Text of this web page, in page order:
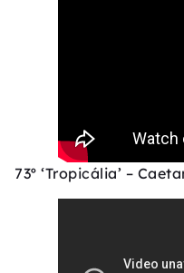
73º ‘Tropicália’ –